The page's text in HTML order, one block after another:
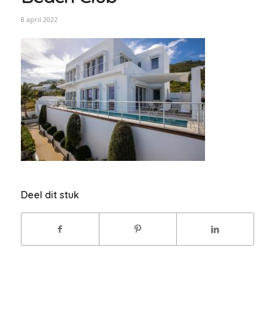
8 april 2022
Deel dit stuk